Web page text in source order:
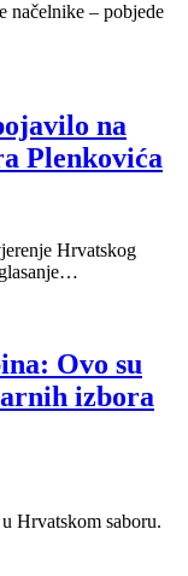
načelnike – pobjede
na
Plenkovića
Hrvatskog
Ovo su
izbora
Hrvatskom saboru.